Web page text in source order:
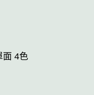
4色